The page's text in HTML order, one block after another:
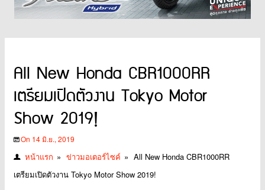
All New Honda CBR1000RR
เตรียมเปิดตัวงาน Tokyo Motor
Show 2019!
On 14 มิ.ย., 2019
หน้าแรก » ข่าวมอเตอร์ไซค์ » All New Honda CBR1000RR
เตรียมเปิดตัวงาน Tokyo Motor Show 2019!